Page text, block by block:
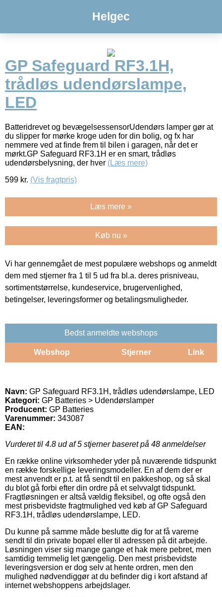
Helgec
GP Safeguard RF3.1H,
trådløs udendørslampe,
LED
Batteridrevet og bevægelsessensorUdendørs lamper gør at
du slipper for mørke kroge uden for din bolig, og fx har
nemmere ved at finde frem til bilen i garagen, når det er
mørkt.GP Safeguard RF3.1H er en smart, trådløs
udendørsbelysning, der hver (Læs mere)
599 kr. (Vis fragtpris)
Læs mere »
Køb nu »
Vi har gennemgået de mest populære webshops og anmeldt
dem med stjerner fra 1 til 5 ud fra bl.a. deres prisniveau,
sortimentstørrelse, kundeservice, brugervenlighed,
betingelser, leveringsformer og betalingsmuligheder.
Bedst anmeldte webshops
Webshop Stjerner Link
Navn: GP Safeguard RF3.1H, trådløs udendørslampe, LED
Kategori: GP Batteries > Udendørslamper
Producent: GP Batteries
Varenummer: 343087
EAN:
Vurderet til 4.8 ud af 5 stjerner baseret på 48 anmeldelser
En række online virksomheder yder på nuværende tidspunkt
en række forskellige leveringsmodeller. En af dem der er
mest anvendt er p.t. at få sendt til en pakkeshop, og så skal
du blot gå forbi efter din ordre på et selvvalgt tidspunkt.
Fragtløsningen er altså vældig fleksibel, og ofte også den
mest prisbevidste fragtmulighed ved køb af GP Safeguard
RF3.1H, trådløs udendørslampe, LED.
Du kunne på samme måde beslutte dig for at få varerne
sendt til din private bopæl eller til adressen på dit arbejde.
Løsningen viser sig mange gange et hak mere pebret, men
samtidig temmelig let gængelig. Den mest prisbevidste
leveringsversion er dog selv at hente ordren, men den
mulighed nødvendiggør at du befinder dig i kort afstand af
internet webshoppens arbejdslager.